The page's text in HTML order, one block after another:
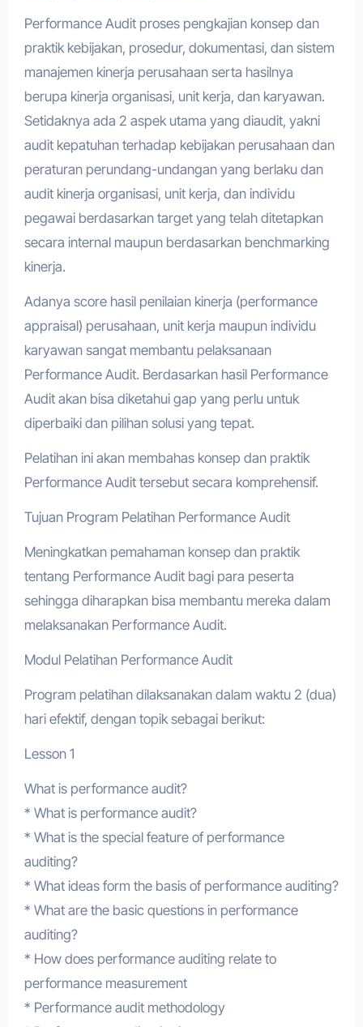
Performance Audit proses pengkajian konsep dan
praktik kebijakan, prosedur, dokumentasi, dan sistem
manajemen kinerja perusahaan serta hasilnya
berupa kinerja organisasi, unit kerja, dan karyawan.
Setidaknya ada 2 aspek utama yang diaudit, yakni
audit kepatuhan terhadap kebijakan perusahaan dan
peraturan perundang-undangan yang berlaku dan
audit kinerja organisasi, unit kerja, dan individu
pegawai berdasarkan target yang telah ditetapkan
secara internal maupun berdasarkan benchmarking
kinerja.
Adanya score hasil penilaian kinerja (performance
appraisal) perusahaan, unit kerja maupun individu
karyawan sangat membantu pelaksanaan
Performance Audit. Berdasarkan hasil Performance
Audit akan bisa diketahui gap yang perlu untuk
diperbaiki dan pilihan solusi yang tepat.
Pelatihan ini akan membahas konsep dan praktik
Performance Audit tersebut secara komprehensif.
Tujuan Program Pelatihan Performance Audit
Meningkatkan pemahaman konsep dan praktik
tentang Performance Audit bagi para peserta
sehingga diharapkan bisa membantu mereka dalam
melaksanakan Performance Audit.
Modul Pelatihan Performance Audit
Program pelatihan dilaksanakan dalam waktu 2 (dua)
hari efektif, dengan topik sebagai berikut:
Lesson 1
What is performance audit?
* What is performance audit?
* What is the special feature of performance
auditing?
* What ideas form the basis of performance auditing?
* What are the basic questions in performance
auditing?
* How does performance auditing relate to
performance measurement
* Performance audit methodology